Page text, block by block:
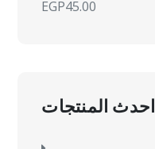
EGP45.00
احدث المنتجات